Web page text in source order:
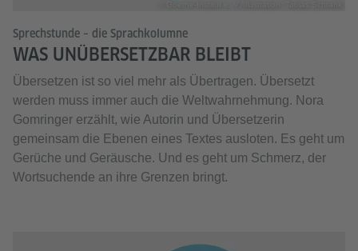
Sprechstunde – die Sprachkolumne
WAS UNÜBERSETZBAR BLEIBT
Übersetzen ist so viel mehr als Übertragen. Übersetzt
werden muss immer auch die Weltwahrnehmung. Nora
Gomringer erzählt, wie Autorin und Übersetzerin
gemeinsam die Ebenen eines Textes ausloten. Es geht um
Gerüche und Geräusche. Und es geht um Schmerz, der
Wortsuchende an ihre Grenzen bringt.